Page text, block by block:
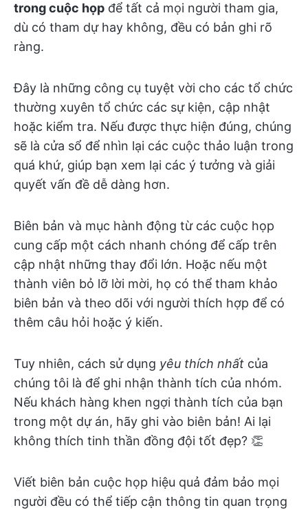
trong cuộc họp để tất cả mọi người tham gia,
dù có tham dự hay không, đều có bản ghi rõ
ràng.
Đây là những công cụ tuyệt vời cho các tổ chức
thường xuyên tổ chức các sự kiện, cập nhật
hoặc kiểm tra. Nếu được thực hiện đúng, chúng
sẽ là cửa sổ để nhìn lại các cuộc thảo luận trong
quá khứ, giúp bạn xem lại các ý tưởng và giải
quyết vấn đề dễ dàng hơn.
Biên bản và mục hành động từ các cuộc họp
cung cấp một cách nhanh chóng để cấp trên
cập nhật những thay đổi lớn. Hoặc nếu một
thành viên bỏ lỡ lời mời, họ có thể tham khảo
biên bản và theo dõi với người thích hợp để có
thêm câu hỏi hoặc ý kiến.
Tuy nhiên, cách sử dụng yêu thích nhất của
chúng tôi là để ghi nhận thành tích của nhóm.
Nếu khách hàng khen ngợi thành tích của bạn
trong một dự án, hãy ghi vào biên bản! Ai lại
không thích tinh thần đồng đội tốt đẹp? 👏
Viết biên bản cuộc họp hiệu quả đảm bảo mọi
người đều có thể tiếp cận thông tin quan trọng